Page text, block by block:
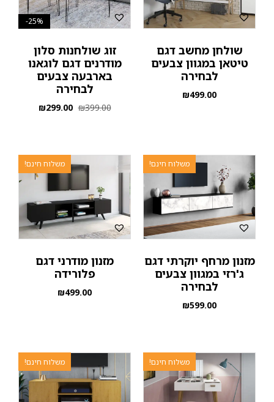
שולחן מחשב דגם
טיטאן במגוון צבעים
לבחירה
₪499.00
25%-
זוג שולחנות סלון
מודרנים דגם לוגאנו
בארבעה צבעים
לבחירה
₪399.00
₪299.00
משלוח חינם!
מזנון מרחף יוקרתי דגם
ג'רזי במגוון צבעים
לבחירה
₪599.00
משלוח חינם!
מזנון מודרני דגם
פלורידה
₪499.00
משלוח חינם! משלוח חינם!